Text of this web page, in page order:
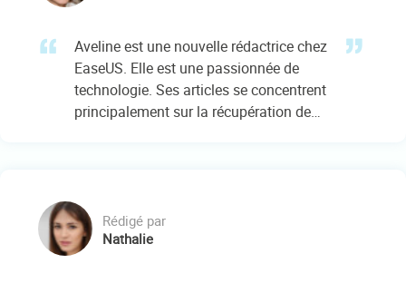
Aveline est une nouvelle rédactrice chez
EaseUS. Elle est une passionnée de
technologie. Ses articles se concentrent
principalement sur la récupération de
Rédigé par
Nathalie